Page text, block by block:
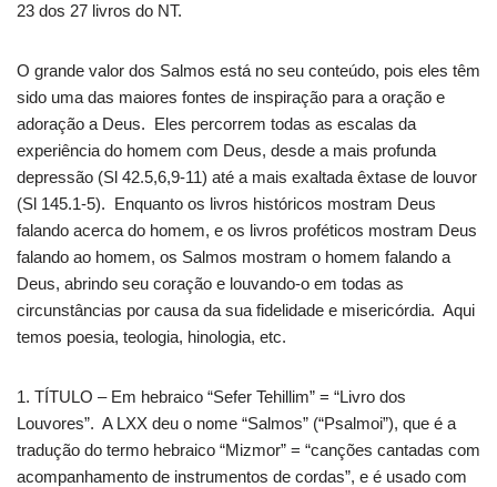
23 dos 27 livros do NT.
O grande valor dos Salmos está no seu conteúdo, pois eles têm
sido uma das maiores fontes de inspiração para a oração e
adoração a Deus. Eles percorrem todas as escalas da
experiência do homem com Deus, desde a mais profunda
depressão (Sl 42.5,6,9-11) até a mais exaltada êxtase de louvor
(Sl 145.1-5). Enquanto os livros históricos mostram Deus
falando acerca do homem, e os livros proféticos mostram Deus
falando ao homem, os Salmos mostram o homem falando a
Deus, abrindo seu coração e louvando-o em todas as
circunstâncias por causa da sua fidelidade e misericórdia. Aqui
temos poesia, teologia, hinologia, etc.
1. TÍTULO – Em hebraico “Sefer Tehillim” = “Livro dos
Louvores”. A LXX deu o nome “Salmos” (“Psalmoi”), que é a
tradução do termo hebraico “Mizmor” = “canções cantadas com
acompanhamento de instrumentos de cordas”, e é usado com